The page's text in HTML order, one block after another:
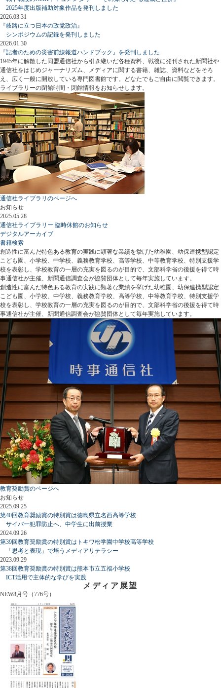
2025年度出版補助対象作品を発刊しました
2026.03.31
『岐路に立つ日本の政党政治』
シンポジウムの記録を発刊しました
2026.01.30
『記者のための災害前線報道ハンドブック』を発刊しました
1945年に解散した同盟通信社から引き継いだ各種資料、戦後に発刊された新聞社や
通信社をはじめジャーナリズム、メディアに関する書籍、雑誌、資料などをそろ
え、広く一般に開放している専門図書館です。どなたでもご自由に閲覧できます。
ライブラリーの閉館時間・閉館情報をお知らせします。
通信社ライブラリのページへ
お知らせ
2025.05.28
通信社ライブラリー 臨時休館のお知らせ
デジタルアーカイブ
書籍検索
創造性に富んだ特色ある教育の実践に顕著な業績を挙げた幼稚園、幼保連携型認定
こども園、小学校、中学校、義務教育学校、高等学校、中等教育学校、特別支援学
校を表彰し、学校教育の一層の充実を図るのが目的で、文部科学省の後援を得て時
事通信社が主催、新聞通信調査会が協賛団体として毎年実施しています。
創造性に富んだ特色ある教育の実践に顕著な業績を挙げた幼稚園、幼保連携型認定
こども園、小学校、中学校、義務教育学校、高等学校、中等教育学校、特別支援学
校を表彰し、学校教育の一層の充実を図るのが目的で、文部科学省の後援を得て時
事通信社が主催、新聞通信調査会が協賛団体として毎年実施しています。
教育奨励賞のページへ
お知らせ
2025.09.25
第40回教育奨励賞の特別賞は徳島県立名西高等学校
サイバー犯罪防止へ、中学生に出前授業
2024.09.26
第39回教育奨励賞の特別賞はトキワ松学園中学校高等学校
「思考と表現」で培うメディアリテラシー
2023.09.29
第38回教育奨励賞の特別賞は熊本市立五福小学校
ICT活用で主体的な学びを実践
メディア展望
NEW8月号（776号）